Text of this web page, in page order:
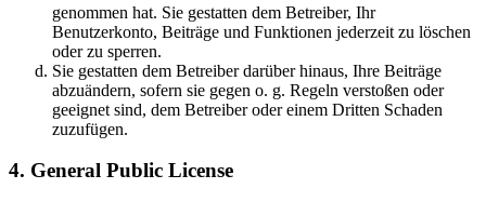
genommen hat. Sie gestatten dem Betreiber, Ihr
Benutzerkonto, Beiträge und Funktionen jederzeit zu löschen
oder zu sperren.
Sie gestatten dem Betreiber darüber hinaus, Ihre Beiträge
abzuändern, sofern sie gegen o. g. Regeln verstoßen oder
geeignet sind, dem Betreiber oder einem Dritten Schaden
zuzufügen.
4. General Public License